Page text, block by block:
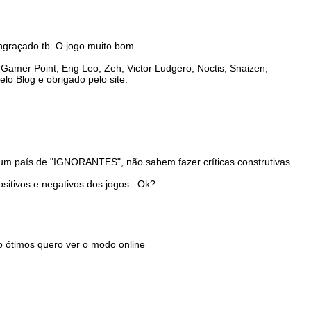
tb. O jogo muito bom.
Point, Eng Leo, Zeh, Victor Ludgero, Noctis, Snaizen,
Blog e obrigado pelo site.
país de "IGNORANTES", não sabem fazer críticas construtivas
e negativos dos jogos...Ok?
ótimos quero ver o modo online